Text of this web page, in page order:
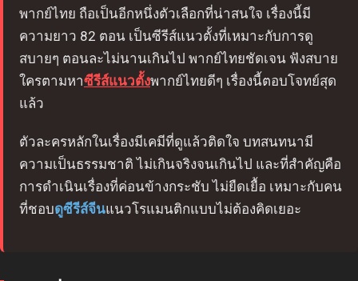
พากย์ไทย ถือเป็นอีกหนึ่งตัวเลือกที่น่าสนใจ เรื่องนี้มี
ความยาว 82 ตอน เป็นซีรีส์แนวตั้งที่เหมาะกับการดู
สบายๆ ตอนละไม่นานเกินไป พากย์ไทยชัดเจน ฟังสบาย
ใครตามหาซีรีส์แนวตั้งพากย์ไทยดีๆ เรื่องนี้ตอบโจทย์สุด
แล้ว
ตัวละครหลักในเรื่องมีเคมีที่ดูแล้วติดใจ บทสนทนามี
ความเป็นธรรมชาติ ไม่เกินจริงจนเกินไป และที่สำคัญคือ
การดำเนินเรื่องที่ค่อนข้างกระชับ ไม่ยืดเยื้อ เหมาะกับคน
ที่ชอบดูซีรีส์จีนแนวโรแมนติกแบบไม่ต้องคิดเยอะ